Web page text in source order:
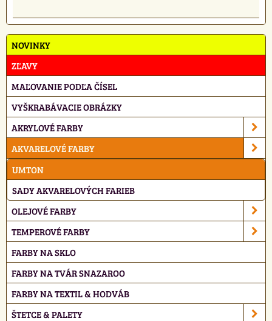
NOVINKY
ZĽAVY
MAĽOVANIE PODĽA ČÍSEL
VYŠKRABÁVACIE OBRÁZKY
AKRYLOVÉ FARBY
AKVARELOVÉ FARBY
UMTON
SADY AKVARELOVÝCH FARIEB
OLEJOVÉ FARBY
TEMPEROVÉ FARBY
FARBY NA SKLO
FARBY NA TVÁR SNAZAROO
FARBY NA TEXTIL & HODVÁB
ŠTETCE & PALETY